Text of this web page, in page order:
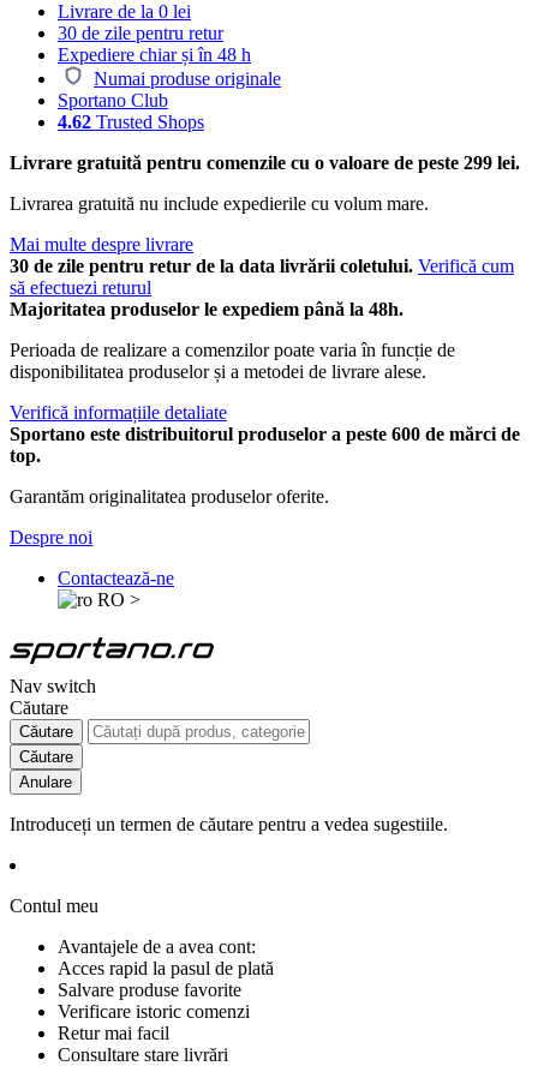
Livrare de la 0 lei
30 de zile pentru retur
Expediere chiar și în 48 h
Numai produse originale
Sportano Club
4.62 Trusted Shops
Livrare gratuită pentru comenzile cu o valoare de peste 299 lei.
Livrarea gratuită nu include expedierile cu volum mare.
Mai multe despre livrare
30 de zile pentru retur de la data livrării coletului. Verifică cum
să efectuezi returul
Majoritatea produselor le expediem până la 48h.
Perioada de realizare a comenzilor poate varia în funcție de
disponibilitatea produselor și a metodei de livrare alese.
Verifică informațiile detaliate
Sportano este distribuitorul produselor a peste 600 de mărci de
top.
Garantăm originalitatea produselor oferite.
Despre noi
Contactează-ne
RO >
Nav switch
Căutare
Căutare
Căutare
Anulare
Introduceți un termen de căutare pentru a vedea sugestiile.
Contul meu
Avantajele de a avea cont:
Acces rapid la pasul de plată
Salvare produse favorite
Verificare istoric comenzi
Retur mai facil
Consultare stare livrări